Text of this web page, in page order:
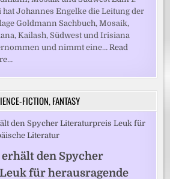
hat Johannes Engelke die Leitung der
Goldmann Sachbuch, Mosaik,
Kailash, Südwest und Irisiana
und nimmt eine…Read
FICTION, FANTASY
den Spycher
für herausragende